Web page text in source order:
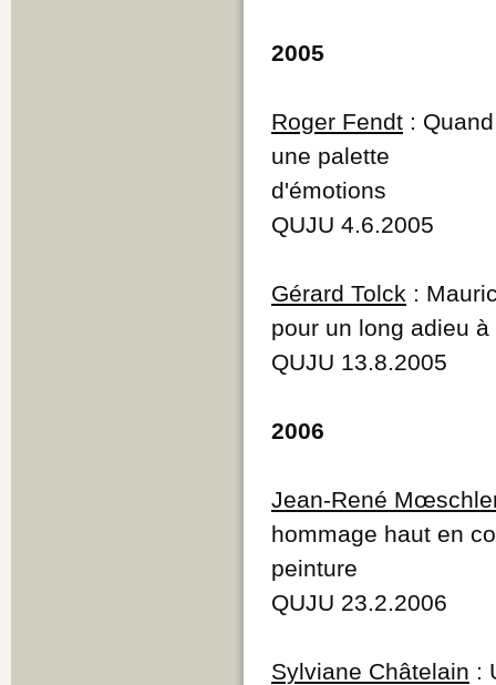
2005
Roger Fendt :
une palette
d'émotions
QUJU 4.6.2005
Gérard Tolck :
pour un long adieu
QUJU 13.8.2005
2006
Jean-René
hommage haut en
peinture
QUJU 23.2.2006
Sylviane Châtelain :